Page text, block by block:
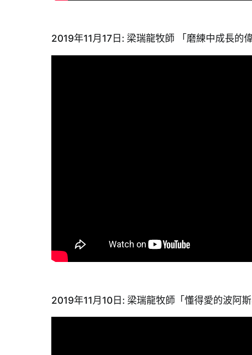
2019年11月17日: 梁瑞龍牧師 「磨練中成長的
2019年11月10日: 梁瑞龍牧師「懂得愛的波阿斯